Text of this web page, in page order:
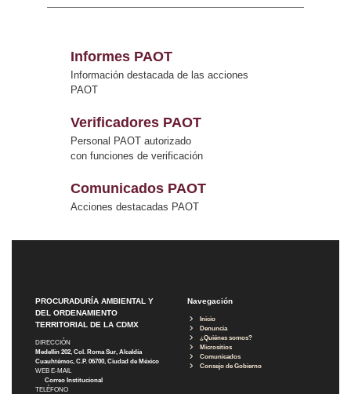
Informes PAOT
Información destacada de las acciones
PAOT
Verificadores PAOT
Personal PAOT autorizado
con funciones de verificación
Comunicados PAOT
Acciones destacadas PAOT
PROCURADURÍA AMBIENTAL Y
DEL ORDENAMIENTO
TERRITORIAL DE LA CDMX
DIRECCIÓN
Medellín 202, Col. Roma Sur, Alcaldía
Cuauhtémoc, C.P. 06700, Ciudad de México
WEB E-MAIL
Correo Institucional
TELÉFONO
Navegación
Inicio
Denuncia
¿Quiénes somos?
Micrositios
Comunicados
Consejo de Gobierno